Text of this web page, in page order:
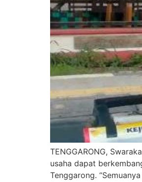
TENGGARONG,
usaha dapat
Tenggarong.